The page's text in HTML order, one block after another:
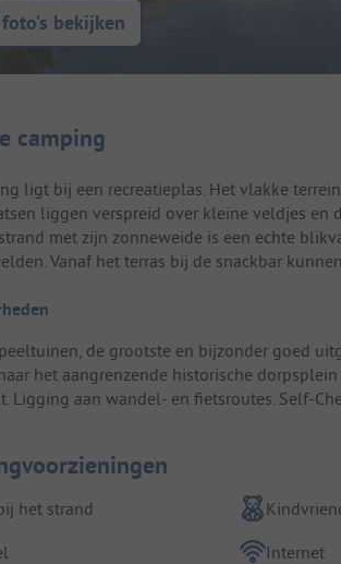
bekijken
introductie
camping
ligt bij een recreatieplas. Het vlakke
liggen verspreid over kleine veldjes en
met zijn zonneweide is een echte
Vanaf het terras bij de snackbar
de grootste en bijzonder goed
het aangrenzende historische
Ligging aan wandel- en fietsroutes. Self-
het strand
Internet